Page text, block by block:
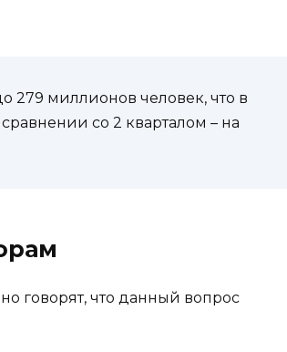
279 миллионов человек, что в
со 2 кварталом – на
говорят, что данный вопрос